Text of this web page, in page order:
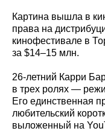
Картина вышла в
права на
кинофестивале в
за $14–15 млн.
26‑летний Карри
в трех ролях —
Его единственная
любительский
выложенный на